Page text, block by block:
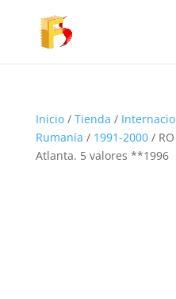
Inicio/ Tienda /
Rumanía / 1991-2000/ RO
Atlanta. 5 valores **1996